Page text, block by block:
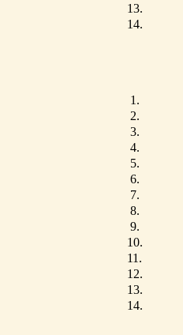
13.
14.
1.
2.
3.
4.
5.
6.
7.
8.
9.
10.
11.
12.
13.
14.